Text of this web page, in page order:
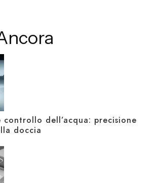
controllo dell’acqua: precisione
doccia